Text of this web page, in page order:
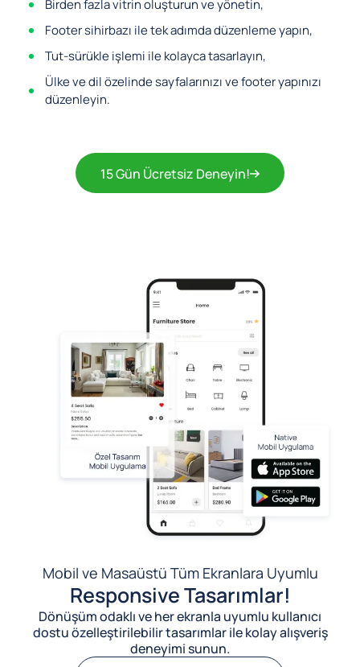
Birden fazla vitrin oluşturun ve yönetin,
Footer sihirbazı ile tek adımda düzenleme yapın,
Tut-sürükle işlemi ile kolayca tasarlayın,
Ülke ve dil özelinde sayfalarınızı ve footer yapınızı
düzenleyin.
15 Gün Ücretsiz Deneyin!
Mobil ve Masaüstü Tüm Ekranlara Uyumlu
Responsive Tasarımlar!
Dönüşüm odaklı ve her ekranla uyumlu kullanıcı
dostu özelleştirilebilir tasarımlar ile kolay alışveriş
deneyimi sunun.